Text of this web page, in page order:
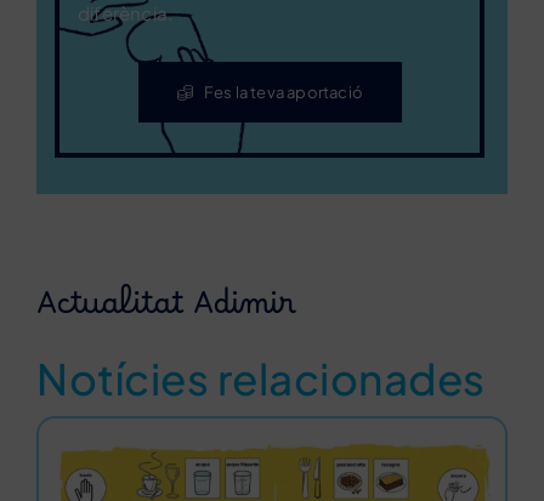
diferència.
Fes la teva aportació
Actualitat Adimir
Notícies relacionades